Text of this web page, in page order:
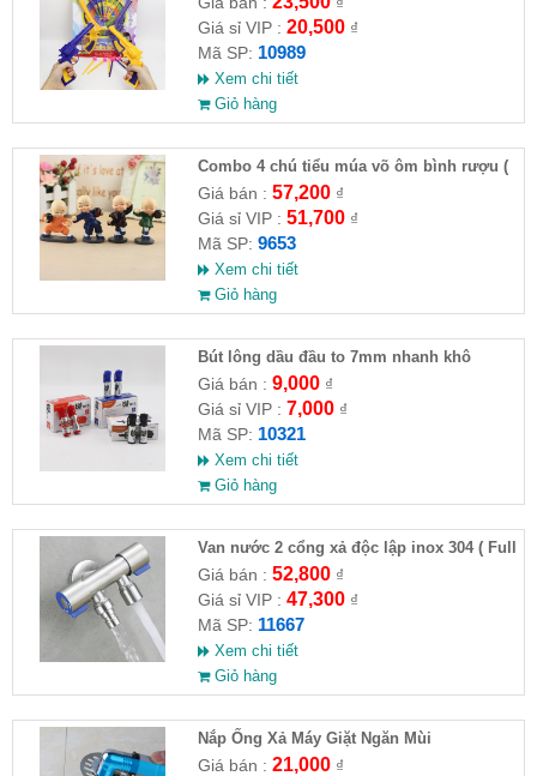
Giá sỉ VIP : 20,500₫
Mã SP: 10989
Xem chi tiết
Giỏ hàng
Combo 4 chú tiểu múa võ ôm bình rượu (
HĐ )
Giá bán : 57,200₫
Giá sỉ VIP : 51,700₫
Mã SP: 9653
Xem chi tiết
Giỏ hàng
Bút lông dầu đầu to 7mm nhanh khô
Giá bán : 9,000₫
Giá sỉ VIP : 7,000₫
Mã SP: 10321
Xem chi tiết
Giỏ hàng
Van nước 2 cổng xả độc lập inox 304 ( Full
VAT )
Giá bán : 52,800₫
Giá sỉ VIP : 47,300₫
Mã SP: 11667
Xem chi tiết
Giỏ hàng
Nắp Ống Xả Máy Giặt Ngăn Mùi
Giá bán : 21,000₫